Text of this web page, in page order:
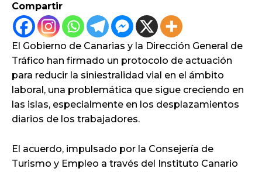
Compartir
El Gobierno de Canarias y la Dirección General de
Tráfico han firmado un protocolo de actuación
para reducir la siniestralidad vial en el ámbito
laboral, una problemática que sigue creciendo en
las islas, especialmente en los desplazamientos
diarios de los trabajadores.
El acuerdo, impulsado por la Consejería de
Turismo y Empleo a través del Instituto Canario